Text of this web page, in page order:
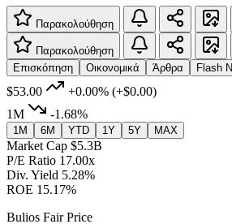
Παρακολούθηση
Παρακολούθηση
Επισκόπηση
Οικονομικά Άρθρα Flash
$53.00 +0.00% (+$0.00)
1M
-1.68%
1M 6M YTD 1Y 5Y MAX
Market Cap $5.3B
P/E Ratio 17.00x
Div. Yield 5.28%
ROE 15.17%
Bulios Fair Price